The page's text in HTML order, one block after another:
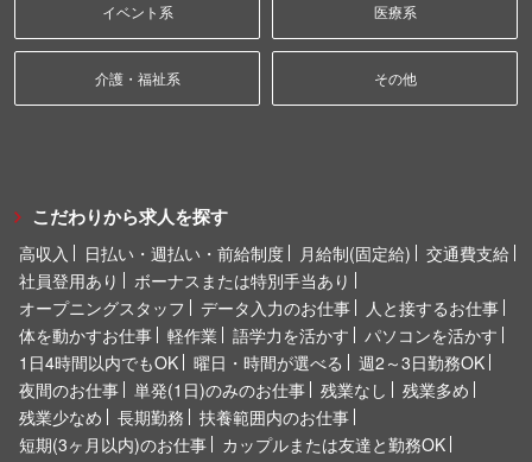
イベント系 医療系
介護・福祉系 その他
こだわりから求人を探す
高収入 日払い・週払い・前給制度 月給制(固定給)
交通費支給
社員登用あり
ボーナスまたは特別手当あり
オープニングスタッフ
データ入力のお仕事
人と接するお仕事
体を動かすお仕事
軽作業 語学力を活かす
パソコンを活かす
1日4時間以内でもOK
曜日・時間が選べる
週2～3日勤務OK
夜間のお仕事
単発(1日)のみのお仕事 残業なし
残業多め
残業少なめ
長期勤務
扶養範囲内のお仕事
短期(3ヶ月以内)のお仕事
カップルまたは友達と勤務OK